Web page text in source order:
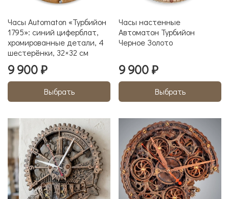
Часы Automaton «Турбийон
1795»: синий циферблат,
хромированные детали, 4
шестерёнки, 32×32 см
9 900 ₽
Выбрать
Часы настенные
Автоматон Турбийон
Черное Золото
9 900 ₽
Выбрать